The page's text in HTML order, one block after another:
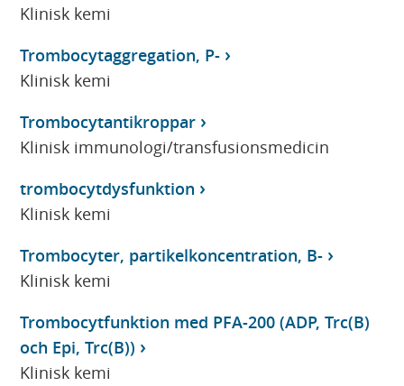
Klinisk kemi
Trombocytaggregation, P-
Klinisk kemi
Trombocytantikroppar
Klinisk immunologi/transfusionsmedicin
trombocytdysfunktion
Klinisk kemi
Trombocyter, partikelkoncentration, B-
Klinisk kemi
Trombocytfunktion med PFA-200 (ADP, Trc(B)
och Epi, Trc(B))
Klinisk kemi